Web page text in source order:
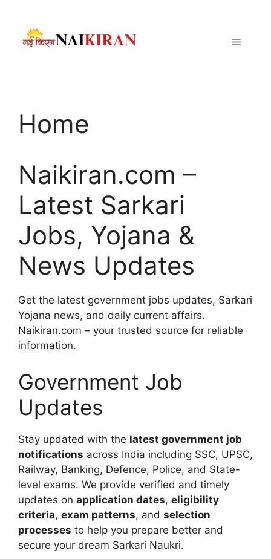
content
Menu
Home
Naikiran.com –
Latest Sarkari
Jobs, Yojana &
News Updates
Get the latest government jobs updates, Sarkari
Yojana news, and daily current affairs.
Naikiran.com – your trusted source for reliable
information.
Government Job
Updates
Stay updated with the latest government job
notifications across India including SSC, UPSC,
Railway, Banking, Defence, Police, and State-
level exams. We provide verified and timely
updates on application dates, eligibility
criteria, exam patterns, and selection
processes to help you prepare better and
secure your dream Sarkari Naukri.